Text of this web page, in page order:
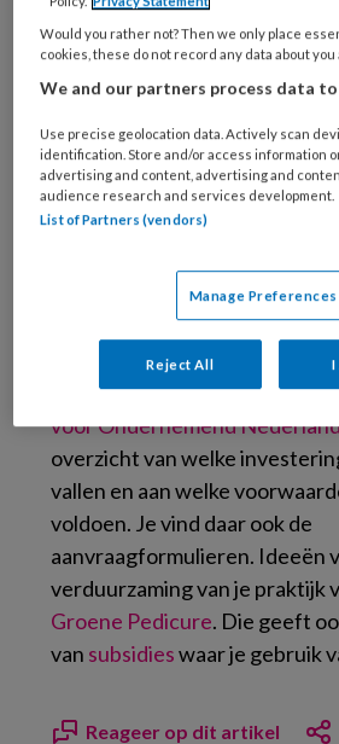
Met deze EIA wil de
energiebesparing, CO₂-
economische groei
die hierin investeren kunnen
belastingaftrek krijgen,
inkomstenbelasting of
voor de EIA is dit jaar € 460
miljoen meer dan in 2025. De
40 procent van de
aftrekken van de fiscale
voor Ondernemend
overzicht van welke
vallen en aan welke
voldoen. Je vind daar ook de
aanvraagformulieren. Ideeën
verduurzaming van je praktijk
Groene Pedicure. Die geeft
van subsidieswaar je gebruik
Reageer op dit artikel
Would you rather not? Then we only place
cookies, these do not record any data about you
We and our partners process data
Use precise geolocation data. Actively scan
identification. Store and/or access information
advertising and content, advertising and
audience research and services development.
List of Partners (vendors)
Manage Preferences
Reject All I